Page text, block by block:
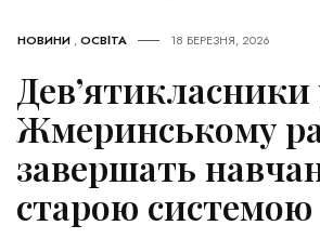
НОВИНИ ,ОСВІТА 18 БЕРЕЗНЯ, 2026
Дев’ятикласники
Жмеринському
завершать
старою системою